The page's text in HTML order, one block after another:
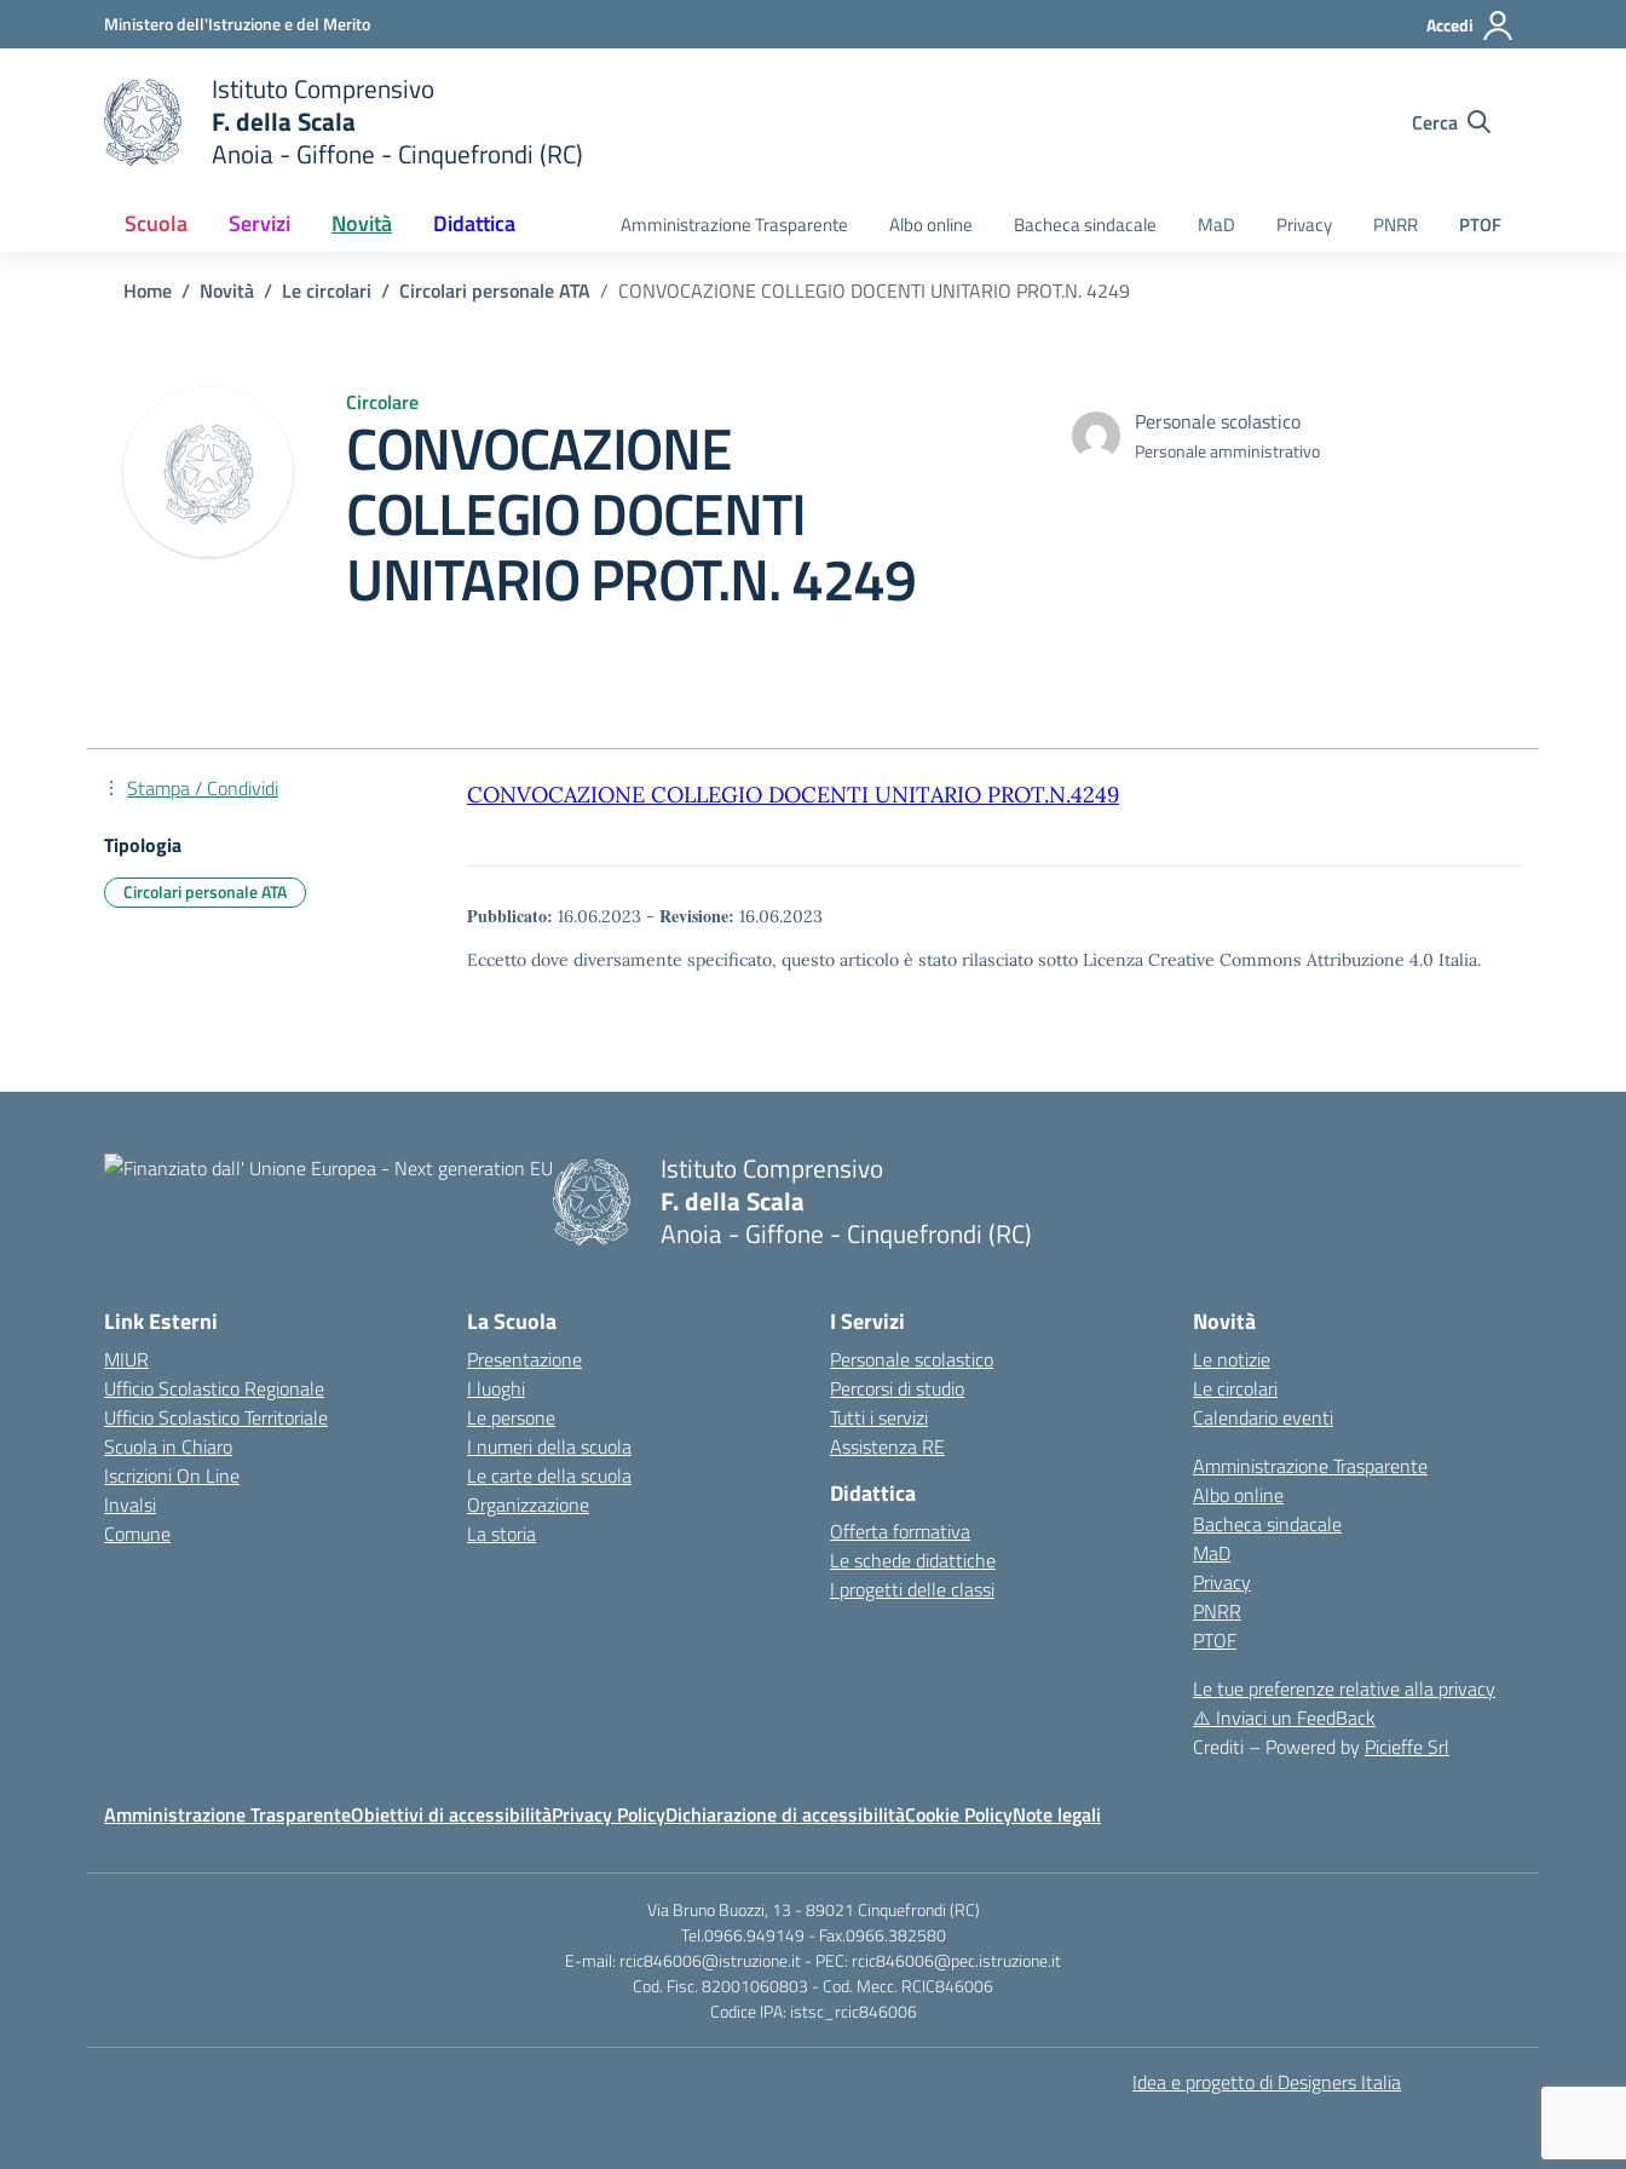
Vai ai contenuti
Vai al menu di navigazioneMinistero dell'Istruzione e del Merito Accedi
scuola
Istituto Comprensivo
F. della Scala
Anoia - Giffone - Cinquefrondi (RC)
Cerca
Scuola Servizi Novità Didattica Amministrazione Trasparente Albo online Bacheca sindacale MaD Privacy PNRR PTOF
Home Novità Le circolari Circolari personale ATA CONVOCAZIONE COLLEGIO DOCENTI UNITARIO PROT.N. 4249
Circolare
CONVOCAZIONE
COLLEGIO DOCENTI
UNITARIO PROT.N. 4249
Personale scolastico
Personale amministrativo
CONVOCAZIONE COLLEGIO DOCENTI UNITARIO PROT.N.4249
Pubblicato: 16.06.2023 - Revisione: 16.06.2023
Eccetto dove diversamente specificato, questo articolo è stato rilasciato sotto Licenza Creative Commons Attribuzione 4.0 Italia.
Stampa / Condividi
Tipologia
Circolari personale ATA
Istituto Comprensivo
F. della Scala
Anoia - Giffone - Cinquefrondi (RC)
Link Esterni
MIUR
Ufficio Scolastico Regionale
Ufficio Scolastico Territoriale
Scuola in Chiaro
Iscrizioni On Line
Invalsi
Comune
La Scuola
Presentazione
I luoghi
Le persone
I numeri della scuola
Le carte della scuola
Organizzazione
La storia
I Servizi
Personale scolastico
Percorsi di studio
Tutti i servizi
Assistenza RE
Didattica
Offerta formativa
Le schede didattiche
I progetti delle classi
Novità
Le notizie
Le circolari
Calendario eventi
Amministrazione Trasparente
Albo online
Bacheca sindacale
MaD
Privacy
PNRR
PTOF
Le tue preferenze relative alla privacy
⚠️ Inviaci un FeedBack
Crediti – Powered by Picieffe Srl
Amministrazione TrasparenteObiettivi di accessibilitàPrivacy PolicyDichiarazione di accessibilitàCookie PolicyNote legali
Via Bruno Buozzi, 13 - 89021 Cinquefrondi (RC)
Tel.0966.949149 - Fax.0966.382580
E-mail: rcic846006@istruzione.it - PEC: rcic846006@pec.istruzione.it
Cod. Fisc. 82001060803 - Cod. Mecc. RCIC846006
Codice IPA: istsc_rcic846006
Idea e progetto di Designers Italia